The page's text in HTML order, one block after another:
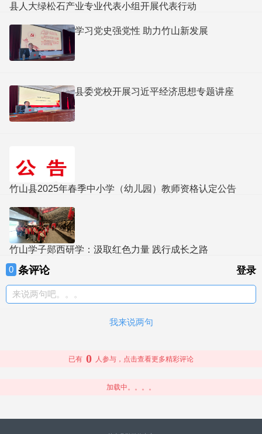
县人大绿松石产业专业代表小组开展代表行动
学习党史强党性 助力竹山新发展
县委党校开展习近平经济思想专题讲座
竹山县2025年春季中小学（幼儿园）教师资格认定公告
竹山学子郧西研学：汲取红色力量 践行成长之路
0 条评论 登录
来说两句吧。。。
我来说两句
已有 0 人参与，点击查看更多精彩评论
加载中。。。。